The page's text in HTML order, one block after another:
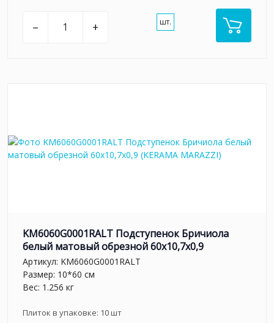
– + шт.
KM6060G0001RALT Подступенок Бричиола
белый матовый обрезной 60x10,7x0,9
Артикул: KM6060G0001RALT
Размер: 10*60 см
Вес: 1.256 кг
Плиток в упаковке: 10шт